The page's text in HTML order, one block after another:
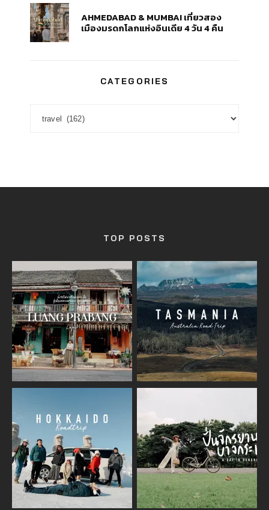
AHMEDABAD & MUMBAI เที่ยวสอง
เมืองมรดกโลกแห่งอินเดีย 4 วัน 4 คืน
CATEGORIES
TOP POSTS